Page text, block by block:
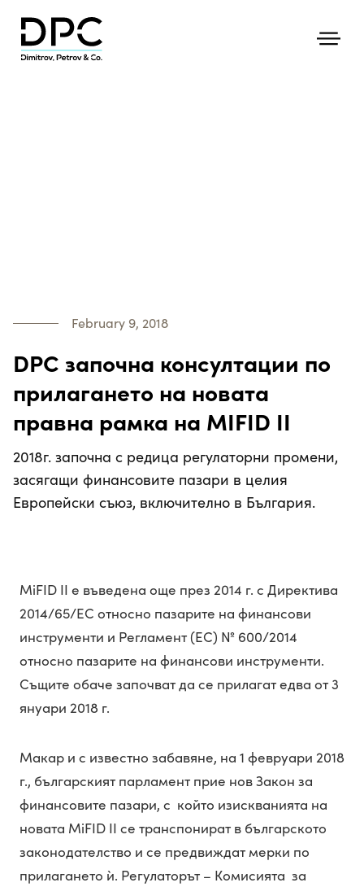
February 9, 2018
DPC започна консултации по
прилагането на новата
правна рамка на MIFID II
2018г. започна с редица регулаторни промени,
засягащи финансовите пазари в целия
Европейски съюз, включително в България.
MiFID II e въведена още през 2014 г. с Директива
2014/65/ЕС относно пазарите на финансови
инструменти и Регламент (ЕС) № 600/2014
относно пазарите на финансови инструменти.
Същите обаче започват да се прилагат едва от 3
януари 2018 г.
Макар и с известно забавяне, на 1 февруари 2018
г., българският парламент прие нов Закон за
финансовите пазари, с който изискванията на
новата MiFID II се транспонират в българското
законодателство и се предвиждат мерки по
прилагането ѝ. Регулаторът – Комисията за